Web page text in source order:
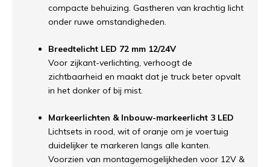
compacte behuizing. Gastheren van krachtig licht
onder ruwe omstandigheden.
Breedtelicht LED 72 mm 12/24V
Voor zijkant-verlichting, verhoogt de
zichtbaarheid en maakt dat je truck beter opvalt
in het donker of bij mist.
Markeerlichten & Inbouw-markeerlicht 3 LED
Lichtsets in rood, wit of oranje om je voertuig
duidelijker te markeren langs alle kanten.
Voorzien van montagemogelijkheden voor 12V &